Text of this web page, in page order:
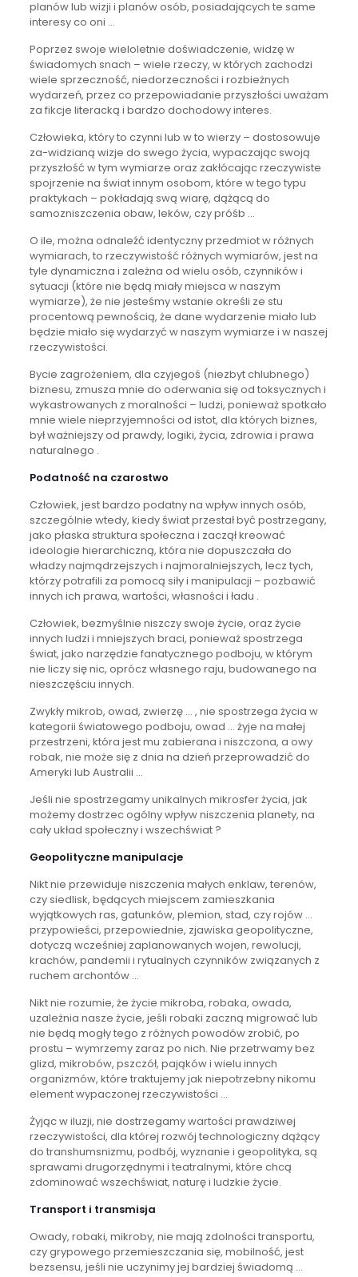
planów lub wizji i planów osób, posiadających te same
interesy co oni …
Poprzez swoje wieloletnie doświadczenie, widzę w
świadomych snach – wiele rzeczy, w których zachodzi
wiele sprzeczność, niedorzeczności i rozbieżnych
wydarzeń, przez co przepowiadanie przyszłości uważam
za fikcje literacką i bardzo dochodowy interes.
Człowieka, który to czynni lub w to wierzy – dostosowuje
za-widzianą wizje do swego życia, wypaczając swoją
przyszłość w tym wymiarze oraz zakłócając rzeczywiste
spojrzenie na świat innym osobom, które w tego typu
praktykach – pokładają swą wiarę, dążącą do
samozniszczenia obaw, leków, czy próśb …
O ile, można odnaleźć identyczny przedmiot w różnych
wymiarach, to rzeczywistość różnych wymiarów, jest na
tyle dynamiczna i zależna od wielu osób, czynników i
sytuacji (które nie będą miały miejsca w naszym
wymiarze), że nie jesteśmy wstanie określi ze stu
procentową pewnością, że dane wydarzenie miało lub
będzie miało się wydarzyć w naszym wymiarze i w naszej
rzeczywistości.
Bycie zagrożeniem, dla czyjegoś (niezbyt chlubnego)
biznesu, zmusza mnie do oderwania się od toksycznych i
wykastrowanych z moralności – ludzi, ponieważ spotkało
mnie wiele nieprzyjemności od istot, dla których biznes,
był ważniejszy od prawdy, logiki, życia, zdrowia i prawa
naturalnego .
Podatność na czarostwo
Człowiek, jest bardzo podatny na wpływ innych osób,
szczególnie wtedy, kiedy świat przestał być postrzegany,
jako płaska struktura społeczna i zaczął kreować
ideologie hierarchiczną, która nie dopuszczała do
władzy najmądrzejszych i najmoralniejszych, lecz tych,
którzy potrafili za pomocą siły i manipulacji – pozbawić
innych ich prawa, wartości, własności i ładu .
Człowiek, bezmyślnie niszczy swoje życie, oraz życie
innych ludzi i mniejszych braci, ponieważ spostrzega
świat, jako narzędzie fanatycznego podboju, w którym
nie liczy się nic, oprócz własnego raju, budowanego na
nieszczęściu innych.
Zwykły mikrob, owad, zwierzę … , nie spostrzega życia w
kategorii światowego podboju, owad … żyje na małej
przestrzeni, która jest mu zabierana i niszczona, a owy
robak, nie może się z dnia na dzień przeprowadzić do
Ameryki lub Australii …
Jeśli nie spostrzegamy unikalnych mikrosfer życia, jak
możemy dostrzec ogólny wpływ niszczenia planety, na
cały układ społeczny i wszechświat ?
Geopolityczne manipulacje
Nikt nie przewiduje niszczenia małych enklaw, terenów,
czy siedlisk, będących miejscem zamieszkania
wyjątkowych ras, gatunków, plemion, stad, czy rojów …
przypowieści, przepowiednie, zjawiska geopolityczne,
dotyczą wcześniej zaplanowanych wojen, rewolucji,
krachów, pandemii i rytualnych czynników związanych z
ruchem archontów …
Nikt nie rozumie, że życie mikroba, robaka, owada,
uzależnia nasze życie, jeśli robaki zaczną migrować lub
nie będą mogły tego z różnych powodów zrobić, po
prostu – wymrzemy zaraz po nich. Nie przetrwamy bez
glizd, mikrobów, pszczół, pająków i wielu innych
organizmów, które traktujemy jak niepotrzebny nikomu
element wypaczonej rzeczywistości …
Żyjąc w iluzji, nie dostrzegamy wartości prawdziwej
rzeczywistości, dla której rozwój technologiczny dążący
do transhumsnizmu, podbój, wyznanie i geopolityka, są
sprawami drugorzędnymi i teatralnymi, które chcą
zdominować wszechświat, naturę i ludzkie życie.
Transport i transmisja
Owady, robaki, mikroby, nie mają zdolności transportu,
czy grypowego przemieszczania się, mobilność, jest
bezsensu, jeśli nie uczynimy jej bardziej świadomą …